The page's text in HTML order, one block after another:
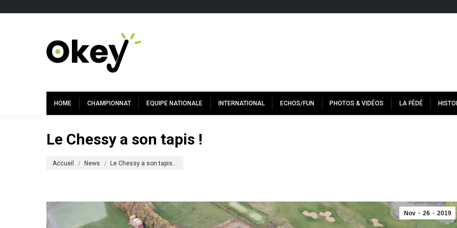
HOME CHAMPIONNAT EQUIPE NATIONALE INTERNATIONAL ECHOS/FUN PHOTOS & VIDÉOS LA FÉDÉ
Le Chessy a son tapis !
Accueil News Le Chessy a son tapis…
Nov 26 2019